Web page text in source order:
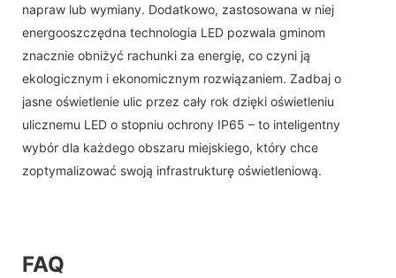
napraw lub wymiany. Dodatkowo, zastosowana w niej
energooszczędna technologia LED pozwala gminom
znacznie obniżyć rachunki za energię, co czyni ją
ekologicznym i ekonomicznym rozwiązaniem. Zadbaj o
jasne oświetlenie ulic przez cały rok dzięki oświetleniu
ulicznemu LED o stopniu ochrony IP65 – to inteligentny
wybór dla każdego obszaru miejskiego, który chce
zoptymalizować swoją infrastrukturę oświetleniową.
FAQ